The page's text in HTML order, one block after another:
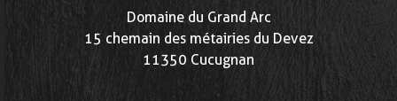
Domaine du Grand Arc
15 chemain des métairies du Devez
11350 Cucugnan